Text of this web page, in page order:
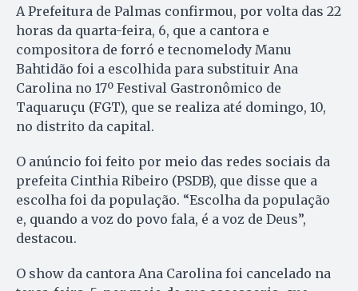
A Prefeitura de Palmas confirmou, por volta das 22
horas da quarta-feira, 6, que a cantora e
compositora de forró e tecnomelody Manu
Bahtidão foi a escolhida para substituir Ana
Carolina no 17º Festival Gastronômico de
Taquaruçu (FGT), que se realiza até domingo, 10,
no distrito da capital.
O anúncio foi feito por meio das redes sociais da
prefeita Cinthia Ribeiro (PSDB), que disse que a
escolha foi da população. “Escolha da população
e, quando a voz do povo fala, é a voz de Deus”,
destacou.
O show da cantora Ana Carolina foi cancelado na